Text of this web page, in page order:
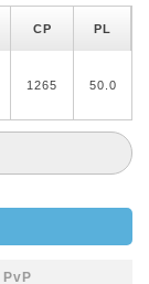
CP PL
1265 50.0
PvP